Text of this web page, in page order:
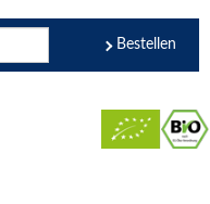
Bestellen